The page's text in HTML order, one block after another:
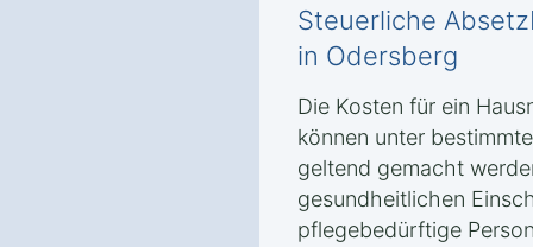
Steuerliche
in Odersberg
Die Kosten für ein
können unter
geltend gemacht
gesundheitlichen
pflegebedürftige